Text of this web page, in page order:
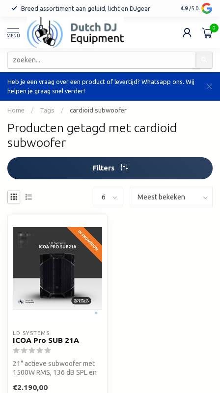
Breed assortiment aan geluid, licht en DJgear Tot 7 jaar
4.9 /5.0
MENU
0
Heb je een vraag over een product of levertijd? Whatsapp ons. Wij
helpen je graag snel verder!
Home / Tags / cardioid subwoofer
Producten getagd met cardioid
subwoofer
Filters
LD SYSTEMS
ICOA Pro SUB 21A
21" actieve subwoofer met
1500W RMS, 136 dB SPL en
bass-...
€2.190,00